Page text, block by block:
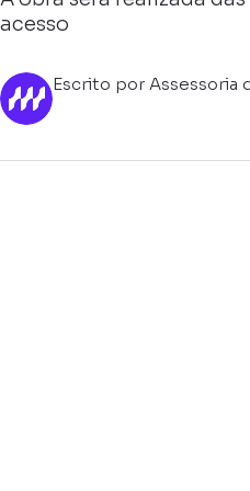
acesso
Escrito por Assessoria